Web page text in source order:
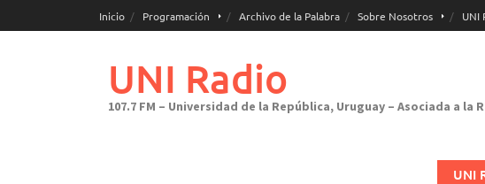
al
Inicio Programación Archivo de la Palabra Sobre Nosotros UNI
UNI Radio
107.7 FM – Universidad de la República, Uruguay – Asociada a
UNI